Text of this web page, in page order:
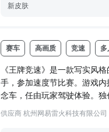
新皮肤
赛车 高画质 竞速
《王牌竞速》是一款写实风
手，参加速度节比赛。游戏
念车，任由玩家驾驶体验。
与豪华超跑共享竞速乐趣。
供应商 杭州网易雷火科技有限公司